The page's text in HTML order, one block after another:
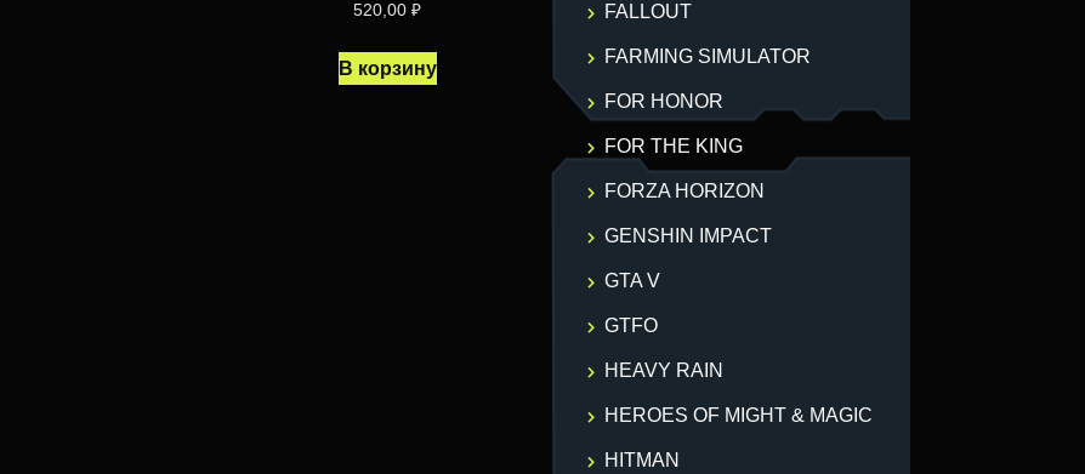
520,00₽
В корзину
FALLOUT
FARMING SIMULATOR
FOR HONOR
FOR THE KING
FORZA HORIZON
GENSHIN IMPACT
GTA V
GTFO
HEAVY RAIN
HEROES OF MIGHT & MAGIC
HITMAN